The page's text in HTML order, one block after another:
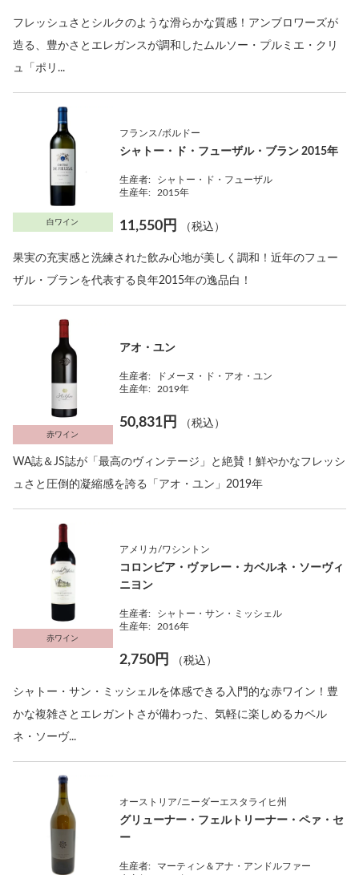
フレッシュさとシルクのような滑らかな質感！アンブロワーズが
造る、豊かさとエレガンスが調和したムルソー・プルミエ・クリ
ュ「ポリ...
白ワイン
フランス/ボルドー
シャトー・ド・フューザル・ブラン 2015年
生産者:
シャトー・ド・フューザル
生産年:
2015年
11,550円 （税込）
果実の充実感と洗練された飲み心地が美しく調和！近年のフュー
ザル・ブランを代表する良年2015年の逸品白！
赤ワイン
アオ・ユン
生産者:
ドメーヌ・ド・アオ・ユン
生産年:
2019年
50,831円 （税込）
WA誌＆JS誌が「最高のヴィンテージ」と絶賛！鮮やかなフレッシ
ュさと圧倒的凝縮感を誇る「アオ・ユン」2019年
赤ワイン
アメリカ/ワシントン
コロンビア・ヴァレー・カベルネ・ソーヴィ
ニヨン
生産者:
シャトー・サン・ミッシェル
生産年:
2016年
2,750円 （税込）
シャトー・サン・ミッシェルを体感できる入門的な赤ワイン！豊
かな複雑さとエレガントさが備わった、気軽に楽しめるカベル
ネ・ソーヴ...
オーストリア/ニーダーエスタライヒ州
グリューナー・フェルトリーナー・ペァ・セ
ー
生産者:
マーティン＆アナ・アンドルファー